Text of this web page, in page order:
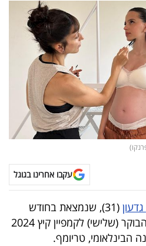
עקבו אחרינו בגוגל
גדעון
(31), שנמצאת בחודש
השישי להריונה, הצטלמה הבוקר (שלישי) לקמפיין קיץ 2024
טריומף.